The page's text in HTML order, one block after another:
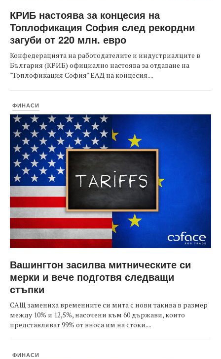
КРИБ настоява за концесия на
Топлофикация София след рекордни
загуби от 220 млн. евро
Конфедерацията на работодателите и индустриалците в
България (КРИБ) официално настоява за отдаване на
"Топлофикация София" ЕАД на концесия....
ФИНАСИ
Вашингтон засилва митническите си
мерки и вече подготвя следващи
стъпки
САЩ замениха временните си мита с нови такива в размер
между 10% и 12,5%, насочени към 60 държави, които
представляват 99% от вноса им на стоки....
ФИНАСИ